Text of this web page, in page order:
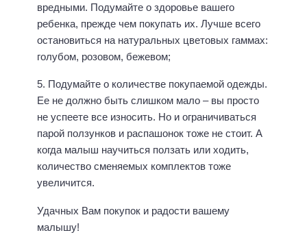
вредными. Подумайте о здоровье вашего
ребенка, прежде чем покупать их. Лучше всего
остановиться на натуральных цветовых гаммах:
голубом, розовом, бежевом;
5. Подумайте о количестве покупаемой одежды.
Ее не должно быть слишком мало – вы просто
не успеете все износить. Но и ограничиваться
парой ползунков и распашонок тоже не стоит. А
когда малыш научиться ползать или ходить,
количество сменяемых комплектов тоже
увеличится.
Удачных Вам покупок и радости вашему
малышу!